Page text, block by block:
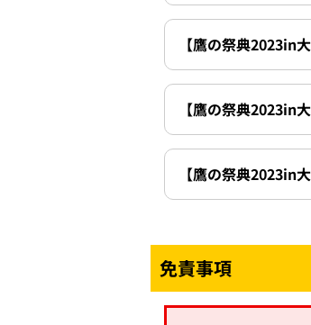
【鷹の祭典2023in
【鷹の祭典2023in
【鷹の祭典2023in
免責事項